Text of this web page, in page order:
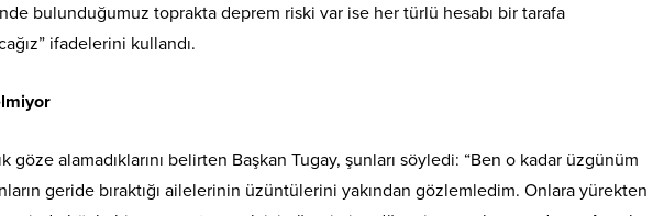
bulunduğumuz toprakta deprem riski var ise her türlü hesabı bir tarafa
ifadelerini kullandı.
göze alamadıklarını belirten Başkan Tugay, şunları söyledi: “Ben o kadar üzgünüm
geride bıraktığı ailelerinin üzüntülerini yakından gözlemledim. Onlara yürekten